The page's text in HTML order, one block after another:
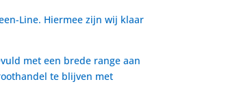
Line. Hiermee zijn wij klaar
met een brede range aan
te blijven met